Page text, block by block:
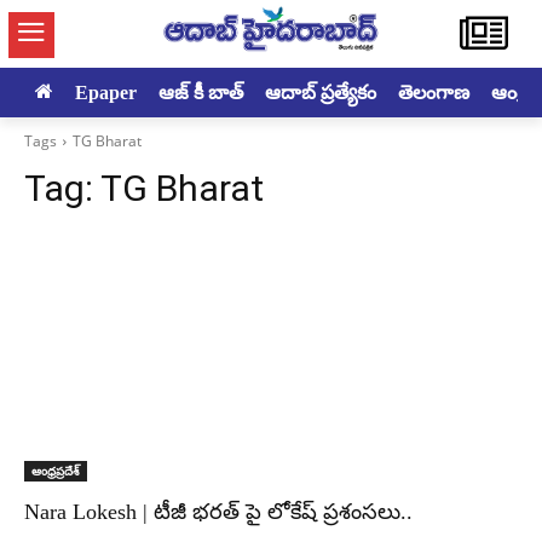
Epaper ఆజ్ కీ బాత్ ఆదాబ్ ప్రత్యేకం తెలంగాణ
Tags TG Bharat
Tag: TG Bharat
ఆంధ్రప్రదేశ్
Nara Lokesh | టీజీ భరత్ పై లోకేష్ ప్రశంసలు..